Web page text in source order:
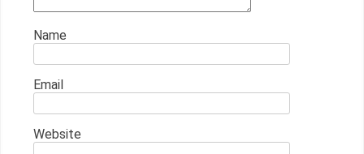
Name
Email
Website